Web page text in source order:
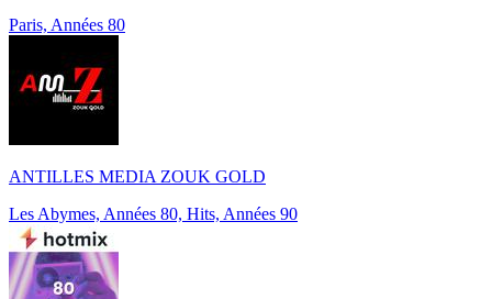
Paris, Années 80
ANTILLES MEDIA ZOUK GOLD
Les Abymes, Années 80, Hits, Années 90